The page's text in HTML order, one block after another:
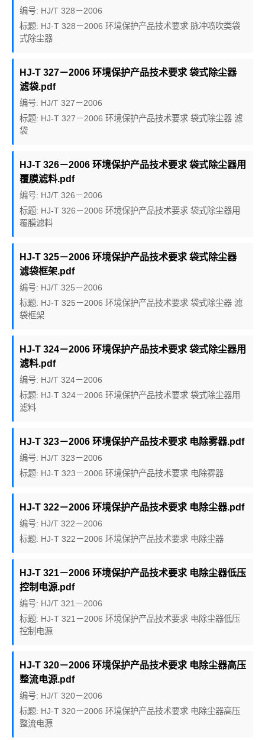
编号: HJ/T 328－2006
标题: HJ-T 328－2006 环境保护产品技术要求 脉冲喷吹类袋
式除尘器
HJ-T 327－2006 环境保护产品技术要求 袋式除尘器
滤袋.pdf
编号: HJ/T 327－2006
标题: HJ-T 327－2006 环境保护产品技术要求 袋式除尘器 滤
袋
HJ-T 326－2006 环境保护产品技术要求 袋式除尘器用
覆膜滤料.pdf
编号: HJ/T 326－2006
标题: HJ-T 326－2006 环境保护产品技术要求 袋式除尘器用
覆膜滤料
HJ-T 325－2006 环境保护产品技术要求 袋式除尘器
滤袋框架.pdf
编号: HJ/T 325－2006
标题: HJ-T 325－2006 环境保护产品技术要求 袋式除尘器 滤
袋框架
HJ-T 324－2006 环境保护产品技术要求 袋式除尘器用
滤料.pdf
编号: HJ/T 324－2006
标题: HJ-T 324－2006 环境保护产品技术要求 袋式除尘器用
滤料
HJ-T 323－2006 环境保护产品技术要求 电除雾器.pdf
编号: HJ/T 323－2006
标题: HJ-T 323－2006 环境保护产品技术要求 电除雾器
HJ-T 322－2006 环境保护产品技术要求 电除尘器.pdf
编号: HJ/T 322－2006
标题: HJ-T 322－2006 环境保护产品技术要求 电除尘器
HJ-T 321－2006 环境保护产品技术要求 电除尘器低压
控制电源.pdf
编号: HJ/T 321－2006
标题: HJ-T 321－2006 环境保护产品技术要求 电除尘器低压
控制电源
HJ-T 320－2006 环境保护产品技术要求 电除尘器高压
整流电源.pdf
编号: HJ/T 320－2006
标题: HJ-T 320－2006 环境保护产品技术要求 电除尘器高压
整流电源